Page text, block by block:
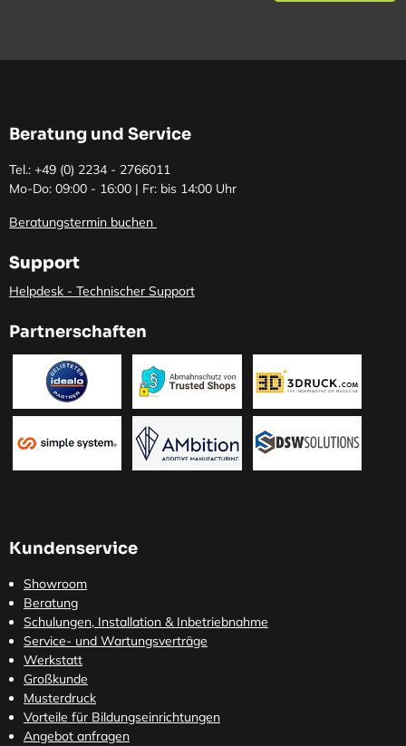
Beratung und Service
Tel.: +49 (0) 2234 - 2766011
Mo-Do: 09:00 - 16:00 | Fr: bis 14:00 Uhr
Beratungstermin buchen
Support
Helpdesk - Technischer Support
Partnerschaften
Kundenservice
Showroom
Beratung
Schulungen, Installation & Inbetriebnahme
Service- und Wartungsverträge
Werkstatt
Großkunde
Musterdruck
Vorteile für Bildungseinrichtungen
Angebot anfragen